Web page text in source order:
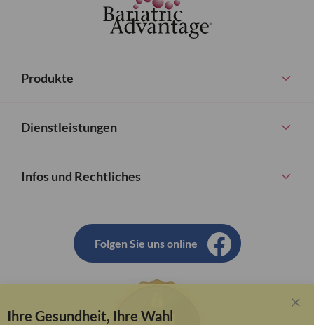
Produkte
Dienstleistungen
Infos und Rechtliches
Folgen Sie uns online
Ihre Gesundheit, Ihre Wahl